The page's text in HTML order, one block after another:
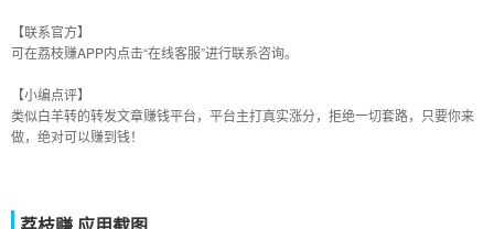
【联系官方】
可在荔枝赚APP内点击“在线客服”进行联系咨询。
【小编点评】
类似白羊转的转发文章赚钱平台，平台主打真实涨分，拒绝一切套路，只要你来
做，绝对可以赚到钱！